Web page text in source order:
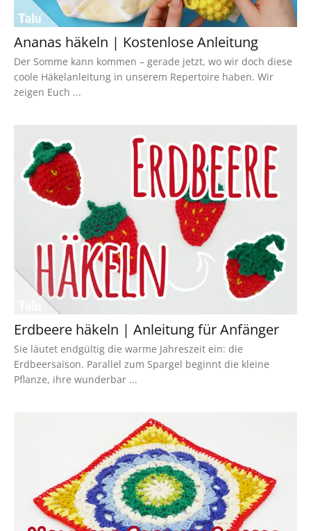
Ananas häkeln | Kostenlose Anleitung
Der Somme kann kommen – gerade jetzt, wo wir doch diese
coole Häkelanleitung in unserem Repertoire haben. Wir
zeigen Euch ...
Erdbeere häkeln | Anleitung für Anfänger
Sie läutet endgültig die warme Jahreszeit ein: die
Erdbeersaison. Parallel zum Spargel beginnt die kleine
Pflanze, ihre wunderbar ...